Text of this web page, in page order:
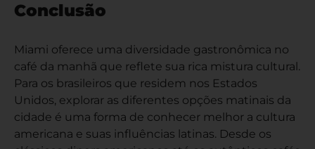
Conclusão
Miami oferece uma diversidade gastronômica no
café da manhã que reflete sua rica mistura cultural.
Para os brasileiros que residem nos Estados
Unidos, explorar as diferentes opções matinais da
cidade é uma forma de conhecer melhor a cultura
americana e suas influências latinas. Desde os